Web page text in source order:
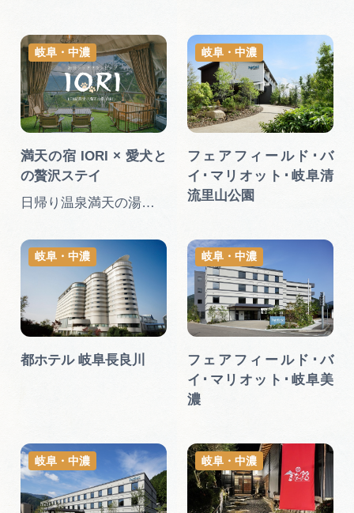
満天の宿 IORI × 愛犬と
の贅沢ステイ
岐阜・中濃
日帰り温泉満天の湯♨毎日営業…
フェアフィールド･バ
イ･マリオット･岐阜清
流里山公園
岐阜・中濃
都ホテル 岐阜長良川
岐阜・中濃
フェアフィールド･バ
イ･マリオット･岐阜美
濃
岐阜・中濃
岐阜・中濃 岐阜・中濃